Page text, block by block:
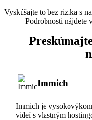
Vyskúšajte to bez rizika s
Podrobnosti nájdete
Immich
Immich je
videí s vlastným